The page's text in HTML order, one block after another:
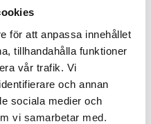
för att anpassa innehållet
tillhandahålla funktioner
vår trafik. Vi
och annan
sociala medier och
vi samarbetar med.